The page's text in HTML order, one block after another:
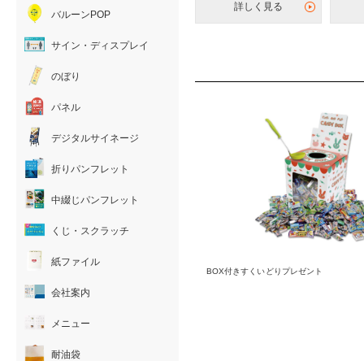
詳しく見る
BOX付きすくいどりプレゼント
バルーンPOP
サイン・ディスプレイ
のぼり
パネル
デジタルサイネージ
折りパンフレット
中綴じパンフレット
くじ・スクラッチ
紙ファイル
会社案内
メニュー
耐油袋